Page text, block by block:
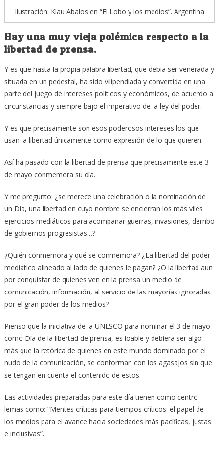
Ilustración: Klau Abalos en “El Lobo y los medios”. Argentina
Hay una muy vieja polémica respecto a la
libertad de prensa.
Y es que hasta la propia palabra libertad, que debía ser venerada y
situada en un pedestal, ha sido vilipendiada y convertida en una
parte del juego de intereses políticos y económicos, de acuerdo a
circunstancias y siempre bajo el imperativo de la ley del poder.
Y es que precisamente son esos poderosos intereses los que
usan la libertad únicamente como expresión de lo que quieren.
Así ha pasado con la libertad de prensa que precisamente este 3
de mayo conmemora su día.
Y me pregunto: ¿se merece una celebración o la nominación de
un Día, una libertad en cuyo nombre se encierran los más viles
ejercicios mediáticos para acompañar guerras, invasiones, derribo
de gobiernos progresistas…?
¿Quién conmemora y qué se conmemora? ¿La libertad del poder
mediático alineado al lado de quienes le pagan? ¿O la libertad aun
por conquistar de quienes ven en la prensa un medio de
comunicación, información, al servicio de las mayorías ignoradas
por el gran poder de los medios?
Pienso que la iniciativa de la UNESCO para nominar el 3 de mayo
como Día de la libertad de prensa, es loable y debiera ser algo
más que la retórica de quienes en este mundo dominado por el
nudo de la comunicación, se conforman con los agasajos sin que
se tengan en cuenta el contenido de estos.
Las actividades preparadas para este día tienen como centro
lemas como: “Mentes críticas para tiempos críticos: el papel de
los medios para el avance hacia sociedades más pacíficas, justas
e inclusivas”.